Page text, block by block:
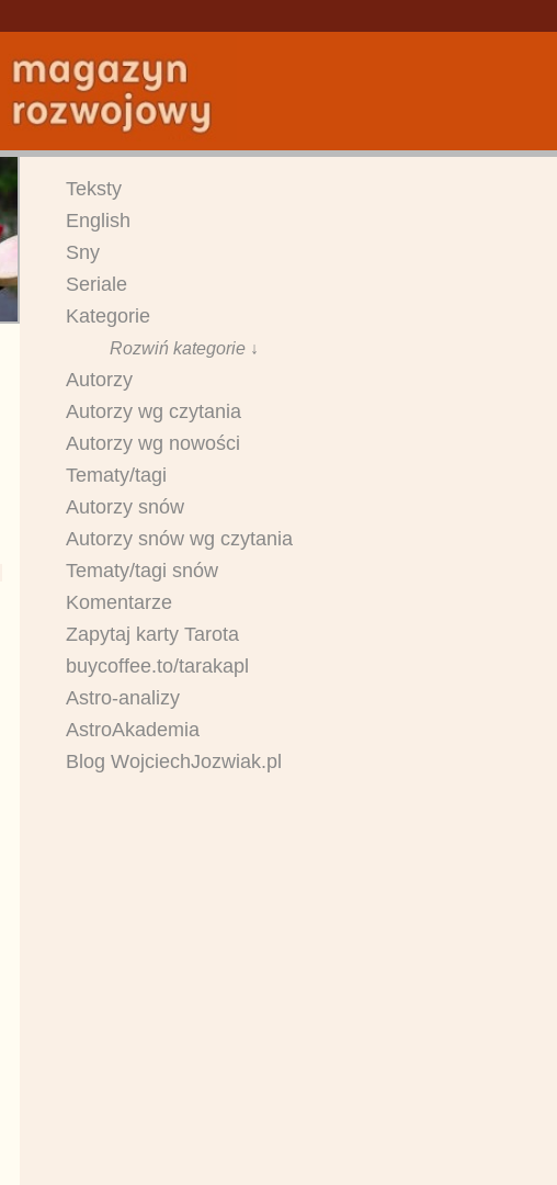
Teksty
English
Sny
Seriale
Kategorie
Rozwiń kategorie ↓
Autorzy
Autorzy wg czytania
Autorzy wg nowości
Tematy/tagi
Autorzy snów
Autorzy snów wg czytania
Tematy/tagi snów
Komentarze
Zapytaj karty Tarota
buycoffee.to/tarakapl
Astro-analizy
AstroAkademia
Blog WojciechJozwiak.pl